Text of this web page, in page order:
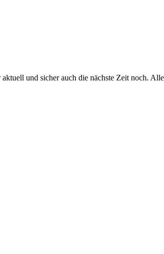
und sicher auch die nächste Zeit noch.